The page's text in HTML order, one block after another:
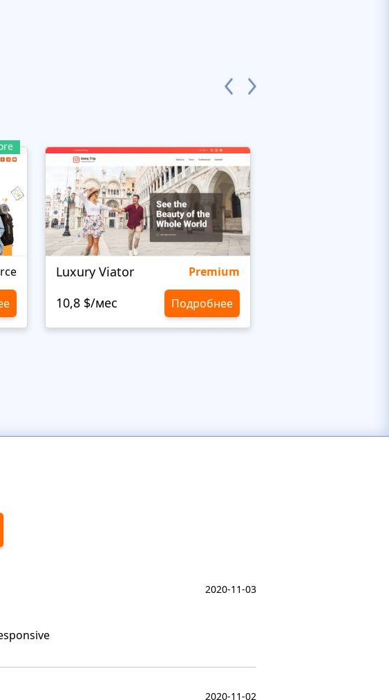
Luxury Viator Premium
10,8 $/мес Подробнее
2020-11-03
2020-11-02